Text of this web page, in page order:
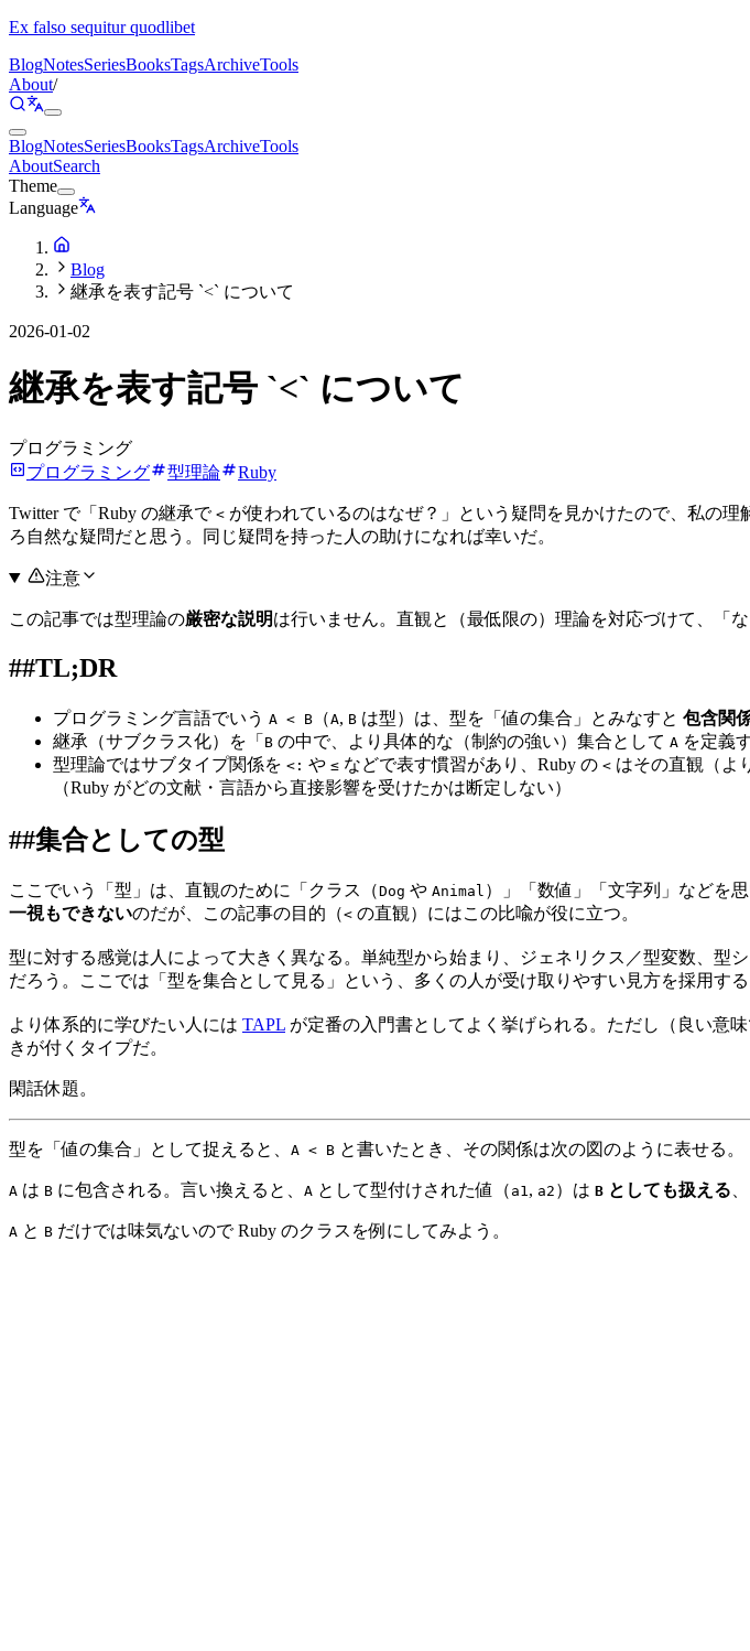
Ex falso sequitur quodlibet
BlogNotesSeriesBooksTagsArchiveTools
About/
BlogNotesSeriesBooksTagsArchiveTools
AboutSearch
Theme
Language
Blog
継承を表す記号 `<` について
2026-01-02
継承を表す記号 `<` について
プログラミング
プログラミング
型理論 Ruby
Twitter で「Ruby の継承で < が使われているのはなぜ？」という疑問を見かけたので、私の
ろ自然な疑問だと思う。同じ疑問を持った人の助けになれば幸いだ。
注意
この記事では型理論の厳密な説明は行いません。直観と（最低限の）理論を対応づけて、「
##TL;DR
プログラミング言語でいう A < B （A, B は型）は、型を「値の集合」とみなすと 包含関
継承（サブクラス化）を「 B の中で、より具体的な（制約の強い）集合として A を定義
型理論ではサブタイプ関係を <: や ≤ などで表す慣習があり、Ruby の < はその直観（よ
（Ruby がどの文献・言語から直接影響を受けたかは断定しない）
##集合としての型
ここでいう「型」は、直観のために「クラス（Dog や Animal ）」「数値」「文字列」などを
一視もできないのだが、この記事の目的（< の直観）にはこの比喩が役に立つ。
型に対する感覚は人によって大きく異なる。単純型から始まり、ジェネリクス／型変数、型
だろう。ここでは「型を集合として見る」という、多くの人が受け取りやすい見方を採用する
より体系的に学びたい人には TAPL が定番の入門書としてよく挙げられる。ただし（良い意
きが付くタイプだ。
閑話休題。
型を「値の集合」として捉えると、 A < B と書いたとき、その関係は次の図のように表せる。
A は B に包含される。言い換えると、 A として型付けされた値（ a1, a2 ）は B としても扱える
A と B だけでは味気ないので Ruby のクラスを例にしてみよう。